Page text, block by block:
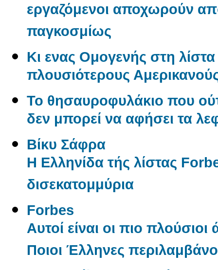
εργαζόμενοι αποχωρούν
παγκοσμίως
Κι ενας Ομογενής στη
πλουσιότερους
Το θησαυροφυλάκιο που
δεν μπορεί να αφήσει τα
Βίκυ Σάφρα
Η Ελληνίδα τής λίστας
δισεκατομμύρια
Forbes
Αυτοί είναι οι πιο
Ποιοι Έλληνες